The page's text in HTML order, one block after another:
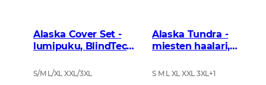
Alaska Cover Set -
lumipuku, BlindTech
S/M L/XL XXL/3XL
Alaska Tundra -
miesten haalari,
S M L XL XXL 3XL+1